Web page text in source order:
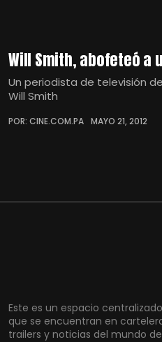
Will Smith, abofeteó a
Un periodista de televisión
Will Smith
POR: CINE.COM.PA MAYO 21, 2012
Este es un espacio
que se encuentran en
trailers y noticias del mundo